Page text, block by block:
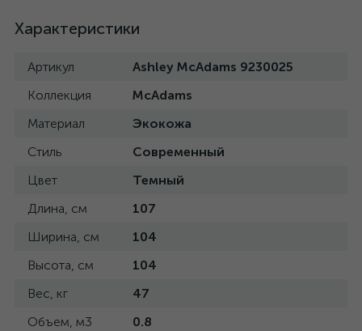
Характеристики
Артикул
Ashley McAdams 9230025
Коллекция
McAdams
Материал
Экокожа
Стиль
Современный
Цвет
Темный
Длина, см
107
Ширина, см
104
Высота, см
104
Вес, кг
47
Объем, м3
0.8